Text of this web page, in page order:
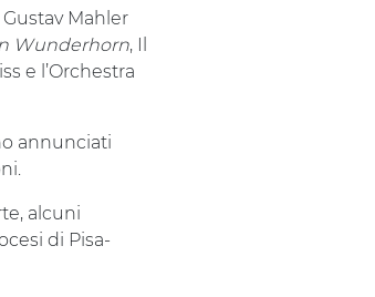
Mahler
Wunderhorn, Il
e l’Orchestra
annunciati
alcuni
di Pisa-